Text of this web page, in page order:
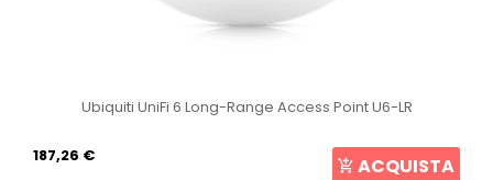
Ubiquiti UniFi 6 Long-Range Access Point U6-LR
187,26 € ACQUISTA